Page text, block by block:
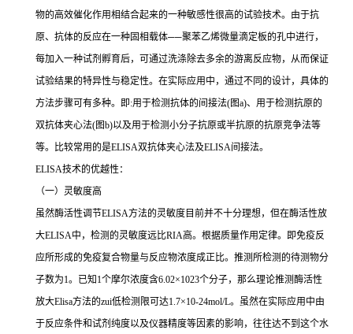
物的高效催化作用相结合起来的一种敏感性很高的试验技术。由于抗
原、抗体的反应在一种固相载体──聚苯乙烯微量滴定板的孔中进行，
每加入一种试剂孵育后，可通过洗涤除去多余的游离反应物，从而保证
试验结果的特异性与稳定性。在实际应用中，通过不同的设计，具体的
方法步骤可有多种。即:用于检测抗体的间接法(图a)、用于检测抗原的
双抗体夹心法(图b)以及用于检测小分子抗原或半抗原的抗原竞争法等
等。比较常用的是ELISA双抗体夹心法及ELISA间接法。
ELISA技术的优越性：
（一）灵敏度高
虽然酶活性调节ELISA方法的灵敏度目前并不十分理想，但在酶活性放
大ELISA中，检测的灵敏度远比RIA高。根据质量作用定律。即免疫反
应所形成的免疫复合物量与反应物浓度成正比。推测所检测的待测物分
子数为1。已知 1个摩尔浓度含6.02×1023个分子，那么理论推测酶活性
放大Elisa方法的zui低检测限可达1.7×10-24mol/L。虽然在实际应用中由
于反应条件和试剂纯度以及仪器精度等因素的影响，往往达不到这个水